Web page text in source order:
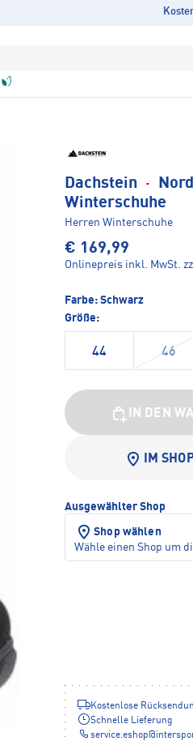
Dachstein ·
Winterschuhe
Herren Winterschuhe
€ 169,99
Onlinepreis inkl. MwSt.
Farbe: Schwarz
Größe:
44 46
IN DEN
IM
Ausgewählter Shop
Shop wählen
Wähle einen Shop um
Kostenlose
Schnelle Lieferung
service.eshop@